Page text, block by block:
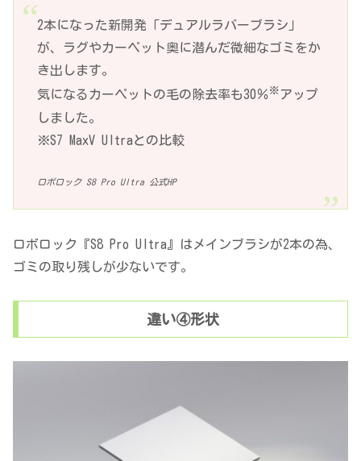
2本になった新開発「デュアルラバーブラシ」
が、ラグやカーペット奥に潜んだ微細なゴミをか
き出します。
気になるカーペットの毛の除去率も30％ ※ アップ
しました。
※S7 MaxV Ultraとの比較
ロボロック S8 Pro Ultra 公式HP
ロボロック『S8 Pro Ultra』はメインブラシが2本の為、
ゴミの取り残しが少ないです。
違い④形状